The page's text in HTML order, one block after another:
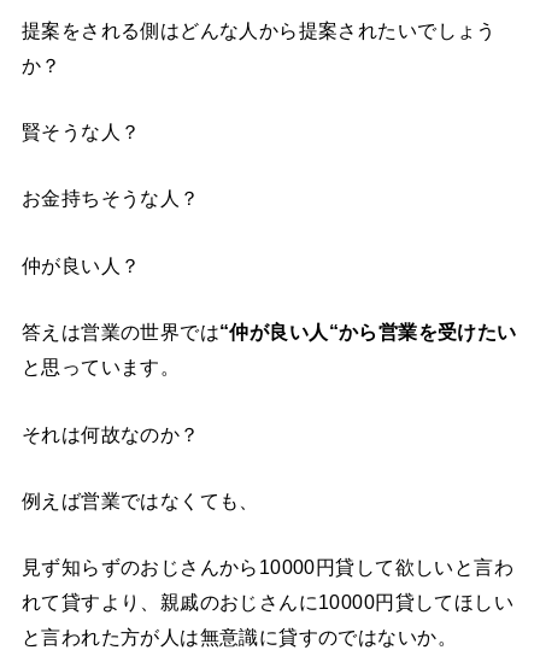
提案をされる側はどんな人から提案されたいでしょう
か？
賢そうな人？
お金持ちそうな人？
仲が良い人？
答えは営業の世界では“仲が良い人 “から営業を受けたい
と思っています。
それは何故なのか？
例えば営業ではなくても、
見ず知らずのおじさんから10000円貸して欲しいと言わ
れて貸すより、親戚のおじさんに10000円貸してほしい
と言われた方が人は無意識に貸すのではないか。